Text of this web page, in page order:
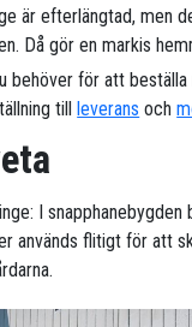
är efterlängtad, men
Då gör en markis
behöver för att beställa
tillleverans och
I snapphanebygden
används flitigt för att